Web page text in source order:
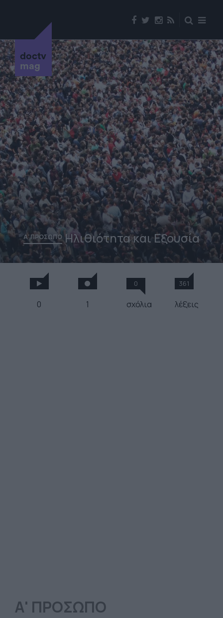
doctv
mag
Α' ΠΡΟΣΩΠΟΗλιθιότητα και Εξουσία
0 1
0
σχόλια
361
λέξεις
Α' ΠΡΟΣΩΠΟ